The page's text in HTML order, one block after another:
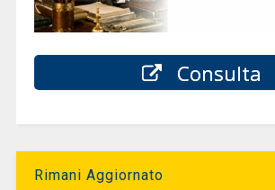
Consulta
Rimani Aggiornato